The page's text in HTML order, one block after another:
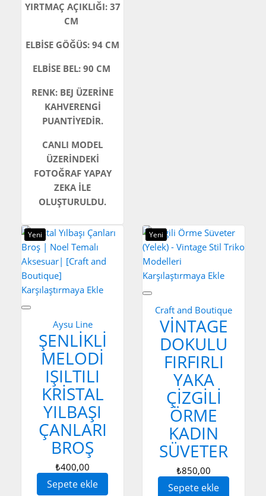
YIRTMAÇ AÇIKLIĞI: 37
CM
ELBİSE GÖĞÜS: 94 CM
ELBİSE BEL: 90 CM
RENK: BEJ ÜZERİNE
KAHVERENGİ
PUANTİYEDİR.
CANLI MODEL
ÜZERİNDEKİ
FOTOĞRAF YAPAY
ZEKA İLE
OLUŞTURULDU.
Yeni
Karşılaştırmaya Ekle
Aysu Line
ŞENLIKLI
MELODI
IŞILTILI
KRISTAL
YILBAŞI
ÇANLARI
BROŞ
₺400,00
Sepete ekle
Yeni
Karşılaştırmaya Ekle
Craft and Boutique
VINTAGE
DOKULU
FIRFIRLI
YAKA
ÇIZGILI
ÖRME
KADIN
SÜVETER
₺850,00
Sepete ekle